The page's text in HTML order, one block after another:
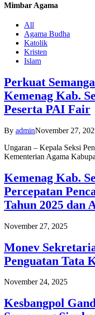
Mimbar Agama
All
Agama Budha
Katolik
Kristen
Islam
Perkuat
Kemenag Kab.
Peserta PAI Fair
By adminNovember 27,
Ungaran – Kepala Seksi
Kementerian Agama
Kemenag Kab.
Percepatan
Tahun 2025 dan
November 27, 2025
Monev
Penguatan Tata
November 24, 2025
Kesbangpol